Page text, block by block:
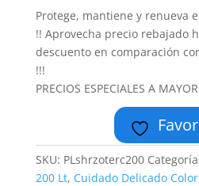
Protege, mantiene y renueva
!! Aprovecha precio rebajado
descuento en comparación
!!!
PRECIOS ESPECIALES A
SKU: PLshrzoterc200
200 Lt, Cuidado Delicado Color